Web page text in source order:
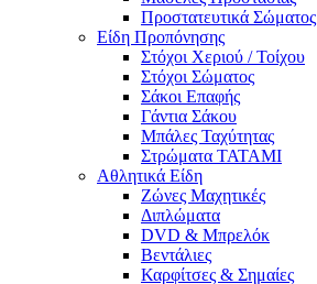
Προστατευτικά Σώματος
Είδη Προπόνησης
Στόχοι Χεριού / Τοίχου
Στόχοι Σώματος
Σάκοι Επαφής
Γάντια Σάκου
Μπάλες Ταχύτητας
Στρώματα TATAMI
Αθλητικά Είδη
Ζώνες Μαχητικές
Διπλώματα
DVD & Μπρελόκ
Βεντάλιες
Καρφίτσες & Σημαίες